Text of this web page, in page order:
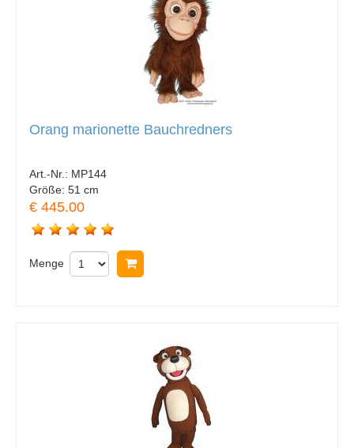
Orang marionette Bauchredners
Art.-Nr.: MP144
Größe: 51 cm
€ 445.00
Menge